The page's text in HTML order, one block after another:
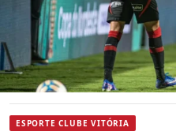
ESPORTE CLUBE VITÓRIA